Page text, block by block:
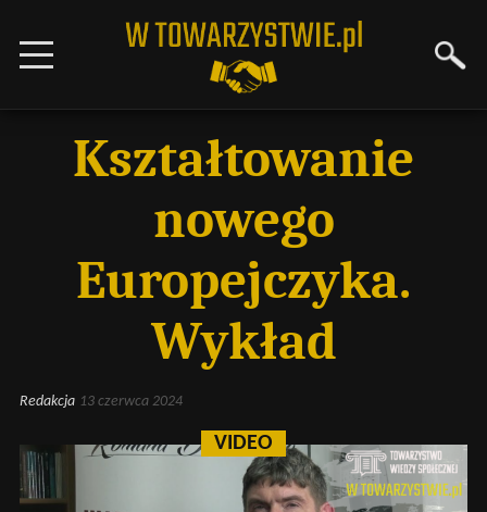
Kształtowanie
nowego
Europejczyka.
Wykład
Redakcja 13 czerwca 2024
VIDEO